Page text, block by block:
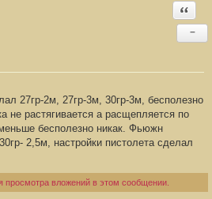
−
27гр-2м, 27гр-3м, 30гр-3м, бесполезно
не растягивается а расщепляется по
бесполезно никак. Фьюжн
2,5м, настройки пистолета сделал
просмотра вложений в этом сообщении.